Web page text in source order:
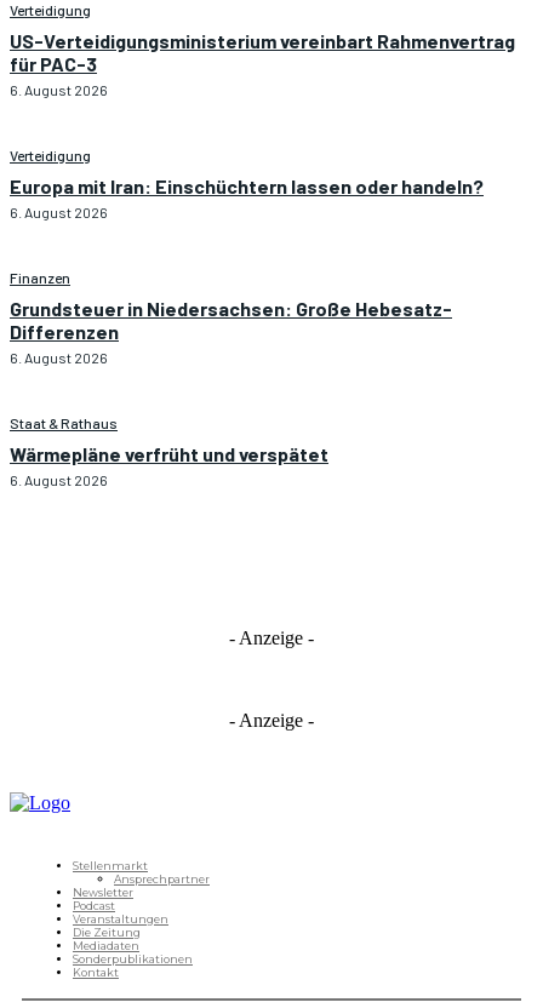
Verteidigung
US-Verteidigungsministerium vereinbart Rahmenvertrag
für PAC-3
6. August 2026
Verteidigung
Europa mit Iran: Einschüchtern lassen oder handeln?
6. August 2026
Finanzen
Grundsteuer in Niedersachsen: Große Hebesatz-
Differenzen
6. August 2026
Staat & Rathaus
Wärmepläne verfrüht und verspätet
6. August 2026
- Anzeige -
- Anzeige -
Stellenmarkt
Ansprechpartner
Newsletter
Podcast
Veranstaltungen
Die Zeitung
Mediadaten
Sonderpublikationen
Kontakt